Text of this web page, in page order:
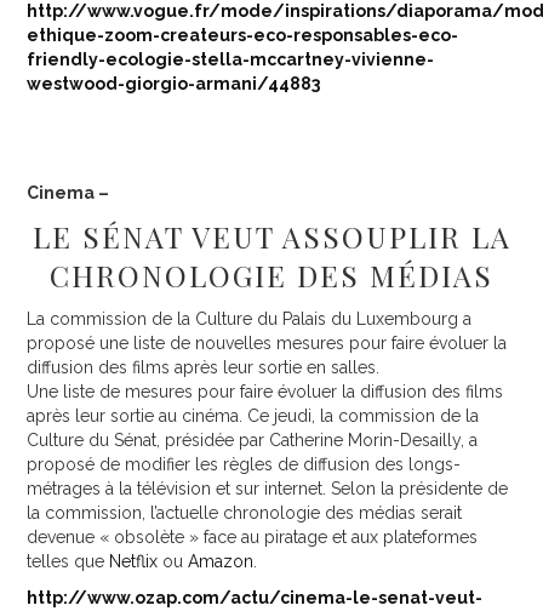
http://www.vogue.fr/mode/inspirations/diaporama/
ethique-zoom-createurs-eco-responsables-eco-
friendly-ecologie-stella-mccartney-vivienne-
westwood-giorgio-armani/44883
Cinema –
LE SÉNAT VEUT ASSOUPLIR LA
CHRONOLOGIE DES MÉDIAS
La commission de la Culture du Palais du Luxembourg a
proposé une liste de nouvelles mesures pour faire évoluer la
diffusion des films après leur sortie en salles.
Une liste de mesures pour faire évoluer la diffusion des films
après leur sortie au cinéma. Ce jeudi, la commission de la
Culture du Sénat, présidée par Catherine Morin-Desailly, a
proposé de modifier les règles de diffusion des longs-
métrages à la télévision et sur internet. Selon la présidente de
la commission, l’actuelle chronologie des médias serait
devenue « obsolète » face au piratage et aux plateformes
telles que Netflix ouAmazon
http://www.ozap.com/actu/cinema-le-senat-veut-